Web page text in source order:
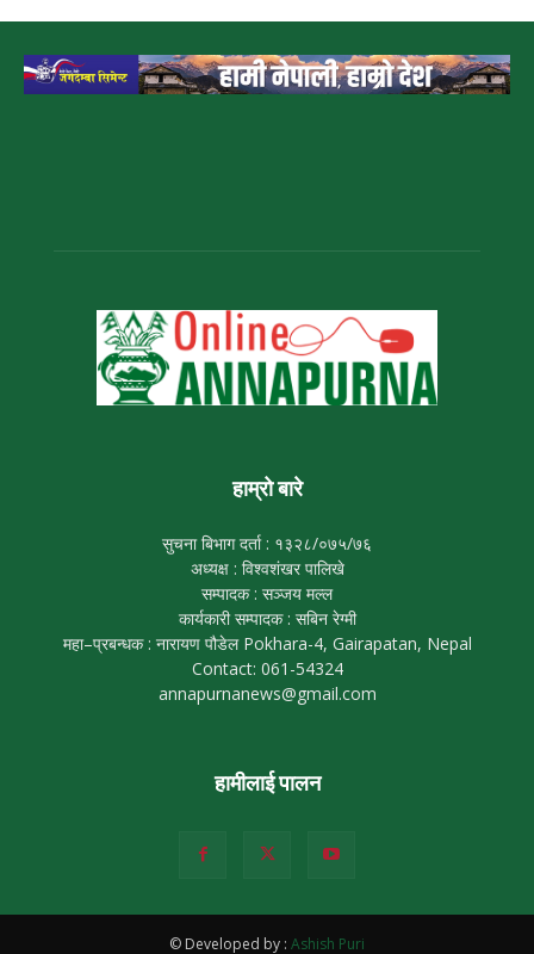
हाम्रो बारे
सुचना बिभाग दर्ता : १३२८/०७५/७६
अध्यक्ष : विश्वशंखर पालिखे
सम्पादक : सञ्जय मल्ल
कार्यकारी सम्पादक : सबिन रेग्मी
महा–प्रबन्धक : नारायण पौडेल Pokhara-4, Gairapatan, Nepal
Contact: 061-54324
annapurnanews@gmail.com
हामीलाई पालन
© Developed by : Ashish Puri